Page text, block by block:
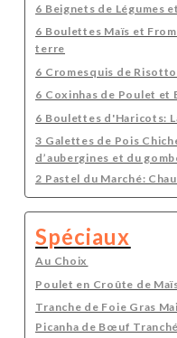
6 Beignets de Légumes
6 Boulettes Maïs et
terre
6 Cromesquis de
6 Coxinhas de Poulet et
6 Boulettes d'Haricots:
3 Galettes de Pois
d’aubergines et du
2 Pastel du Marché:
Spéciaux
Au Choix
Poulet en Croûte de
Tranche de Foie Gras
Picanha de Bœuf